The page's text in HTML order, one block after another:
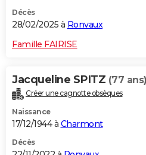
GUIDES D'ACHAT
Carte de Noël
Carte Bonne année
Carte Saint-Valentin
Carte Pâques
Carte d'anniversaire
DICTIONNAIRE
Dictionnaire
Biographies
Citations
Expressions
Proverbes
PROGRAMME TV
Décès
28/02/2025 à Ronvaux
Famille FAIRISE
Jacqueline SPITZ (77 ans)
Créer une cagnotte obsèques
Naissance
17/12/1944 à Charmont
Décès